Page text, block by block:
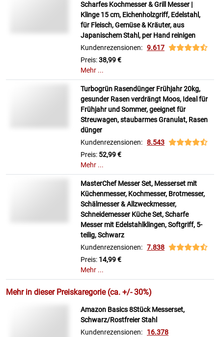
Scharfes Kochmesser & Grill Messer |
Klinge 15 cm, Eichenholzgriff, Edelstahl,
für Fleisch, Gemüse & Kräuter, aus
Japanischem Stahl, per Hand reinigen
Kundenrezensionen: 9.617
Preis:38,99 €
Mehr ...
Turbogrün Rasendünger Frühjahr 20kg,
gesunder Rasen verdrängt Moos, Ideal für
Frühjahr und Sommer, geeignet für
Streuwagen, staubarmes Granulat, Rasen
dünger
Kundenrezensionen: 8.543
Preis: 52,99 €
Mehr ...
MasterChef Messer Set, Messerset mit
Küchenmesser, Kochmesser, Brotmesser,
Schälmesser & Allzweckmesser,
Schneidemesser Küche Set, Scharfe
Messer mit Edelstahlklingen, Softgriff, 5-
teilig, Schwarz
Kundenrezensionen: 7.838
Preis: 14,99 €
Mehr ...
Mehr in dieser Preiskaregorie (ca. +/- 30%)
Amazon Basics 8Stück Messerset,
Schwarz/Rostfreier Stahl
Kundenrezensionen: 16.378